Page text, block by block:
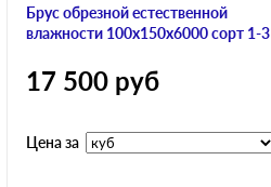
Брус обрезной естественной
влажности 100х150х6000 сорт 1-3
17 500 руб
Цена за